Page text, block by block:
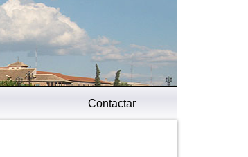
Contactar